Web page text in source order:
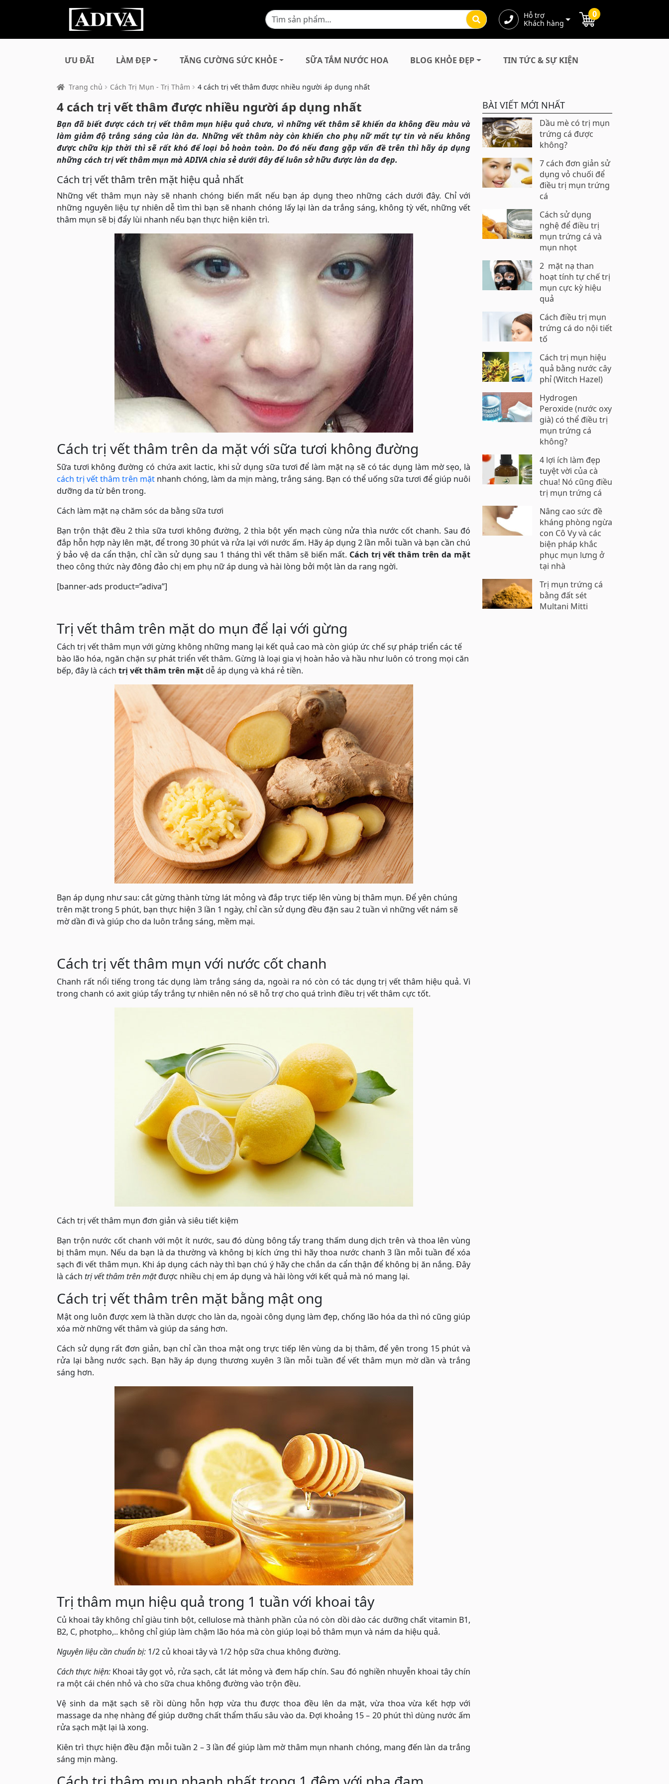
Hỗ trợ
Khách hàng
0
ƯU ĐÃI LÀM ĐẸP TĂNG CƯỜNG SỨC KHỎE SỮA TẮM NƯỚC HOA BLOG KHỎE ĐẸP TIN TỨC & SỰ KIỆN
Trang chủ Cách Trị Mụn - Trị Thâm 4 cách trị vết thâm được nhiều người áp dụng nhất
4 cách trị vết thâm được nhiều người áp dụng nhất
Bạn đã biết được cách trị vết thâm mụn hiệu quả chưa, vì những vết thâm sẽ khiến da không đều màu và
làm giảm độ trắng sáng của làn da. Những vết thâm này còn khiến cho phụ nữ mất tự tin và nếu không
được chữa kịp thời thì sẽ rất khó để loại bỏ hoàn toàn. Do đó nếu đang gặp vấn đề trên thì hãy áp dụng
những cách trị vết thâm mụn mà ADIVA chia sẻ dưới đây để luôn sở hữu được làn da đẹp.
Cách trị vết thâm trên mặt hiệu quả nhất
Những vết thâm mụn này sẽ nhanh chóng biến mất nếu bạn áp dụng theo những cách dưới đây. Chỉ với
những nguyên liệu tự nhiên dễ tìm thì bạn sẽ nhanh chóng lấy lại làn da trắng sáng, không tỳ vết, những vết
thâm mụn sẽ bị đẩy lùi nhanh nếu bạn thực hiện kiên trì.
Cách trị vết thâm trên da mặt với sữa tươi không đường
Sữa tươi không đường có chứa axit lactic, khi sử dụng sữa tươi để làm mặt nạ sẽ có tác dụng làm mờ sẹo, là
cách trị vết thâm trên mặt nhanh chóng, làm da mịn màng, trắng sáng. Bạn có thể uống sữa tươi để giúp nuôi
dưỡng da từ bên trong.
Cách làm mặt nạ chăm sóc da bằng sữa tươi
Bạn trộn thật đều 2 thìa sữa tươi không đường, 2 thìa bột yến mạch cùng nửa thìa nước cốt chanh. Sau đó
đắp hỗn hợp này lên mặt, để trong 30 phút và rửa lại với nước ấm. Hãy áp dụng 2 lần mỗi tuần và bạn cần chú
ý bảo vệ da cẩn thận, chỉ cần sử dụng sau 1 tháng thì vết thâm sẽ biến mất. Cách trị vết thâm trên da mặt
theo công thức này đông đảo chị em phụ nữ áp dung và hài lòng bởi một làn da rang ngời.
[banner-ads product=”adiva”]
Trị vết thâm trên mặt do mụn để lại với gừng
Cách trị vết thâm mụn với gừng không những mang lại kết quả cao mà còn giúp ức chế sự pháp triển các tế
bào lão hóa, ngăn chặn sự phát triển vết thâm. Gừng là loại gia vị hoàn hảo và hầu như luôn có trong mọi căn
bếp, đây là cách trị vết thâm trên mặtdễ áp dụng và khá rẻ tiền.
Bạn áp dụng như sau: cắt gừng thành từng lát mỏng và đắp trực tiếp lên vùng bị thâm mụn. Để yên chúng
trên mặt trong 5 phút, bạn thực hiện 3 lần 1 ngày, chỉ cần sử dụng đều đặn sau 2 tuần vì những vết nám sẽ
mờ dần đi và giúp cho da luôn trắng sáng, mềm mại.
Cách trị vết thâm mụn với nước cốt chanh
Chanh rất nổi tiếng trong tác dụng làm trắng sáng da, ngoài ra nó còn có tác dụng trị vết thâm hiệu quả. Vì
trong chanh có axit giúp tẩy trắng tự nhiên nên nó sẽ hỗ trợ cho quá trình điều trị vết thâm cực tốt.
Cách trị vết thâm mụn đơn giản và siêu tiết kiệm
Bạn trộn nước cốt chanh với một ít nước, sau đó dùng bông tẩy trang thấm dung dịch trên và thoa lên vùng
bị thâm mụn. Nếu da bạn là da thường và không bị kích ứng thì hãy thoa nước chanh 3 lần mỗi tuần để xóa
sạch đi vết thâm mụn. Khi áp dụng cách này thì bạn chú ý hãy che chắn da cẩn thận để không bị ăn nắng. Đây
là cách trị vết thâm trên mặtđược nhiều chị em áp dụng và hài lòng với kết quả mà nó mang lại.
Cách trị vết thâm trên mặt bằng mật ong
Mật ong luôn được xem là thần dược cho làn da, ngoài công dụng làm đẹp, chống lão hóa da thì nó cũng giúp
xóa mờ những vết thâm và giúp da sáng hơn.
Cách sử dụng rất đơn giản, bạn chỉ cần thoa mật ong trực tiếp lên vùng da bị thâm, để yên trong 15 phút và
rửa lại bằng nước sạch. Bạn hãy áp dụng thương xuyên 3 lần mỗi tuần để vết thâm mụn mờ dần và trắng
sáng hơn.
Trị thâm mụn hiệu quả trong 1 tuần với khoai tây
Củ khoai tây không chỉ giàu tinh bột, cellulose mà thành phần của nó còn dồi dào các dưỡng chất vitamin B1,
B2, C, photpho,.. không chỉ giúp làm chậm lão hóa mà còn giúp loại bỏ thâm mụn và nám da hiệu quả.
Nguyên liệu cần chuẩn bị: 1/2 củ khoai tây và 1/2 hộp sữa chua không đường.
Cách thực hiện:Khoai tây gọt vỏ, rửa sạch, cắt lát mỏng và đem hấp chín. Sau đó nghiền nhuyễn khoai tây chín
ra một cái chén nhỏ và cho sữa chua không đường vào trộn đều.
Vệ sinh da mặt sạch sẽ rồi dùng hỗn hợp vừa thu được thoa đều lên da mặt, vừa thoa vừa kết hợp với
massage da nhẹ nhàng để giúp dưỡng chất thẩm thấu sâu vào da. Đợi khoảng 15 – 20 phút thì dùng nước ấm
rửa sạch mặt lại là xong.
Kiên trì thực hiện đều đặn mỗi tuần 2 – 3 lần để giúp làm mờ thâm mụn nhanh chóng, mang đến làn da trắng
sáng mịn màng.
BÀI VIẾT MỚI NHẤT
Dầu mè có trị mụn
trứng cá được
không?
7 cách đơn giản sử
dụng vỏ chuối để
điều trị mụn trứng
cá
Cách sử dụng
nghệ để điều trị
mụn trứng cá và
mụn nhọt
2 mặt nạ than
hoạt tính tự chế trị
mụn cực kỳ hiệu
quả
Cách điều trị mụn
trứng cá do nội tiết
tố
Cách trị mụn hiệu
quả bằng nước cây
phỉ (Witch Hazel)
Hydrogen
Peroxide (nước oxy
già) có thể điều trị
mụn trứng cá
không?
4 lợi ích làm đẹp
tuyệt vời của cà
chua! Nó cũng điều
trị mụn trứng cá
Nâng cao sức đề
kháng phòng ngừa
con Cô Vy và các
biện pháp khắc
phục mụn lưng ở
tại nhà
Trị mụn trứng cá
bằng đất sét
Multani Mitti